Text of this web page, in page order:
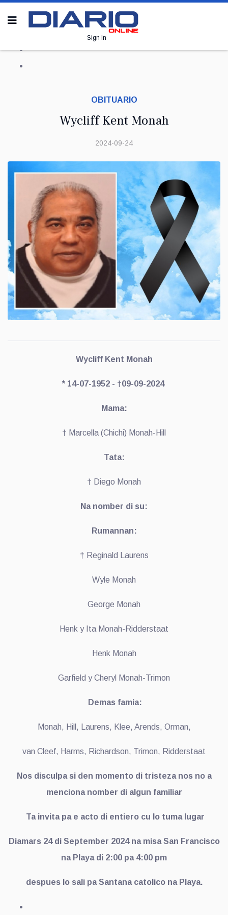
Sign In
OBITUARIO
Wycliff Kent Monah
2024-09-24
Wycliff Kent Monah
* 14-07-1952 - †09-09-2024
Mama:
† Marcella (Chichi) Monah-Hill
Tata:
† Diego Monah
Na nomber di su:
Rumannan:
† Reginald Laurens
Wyle Monah
George Monah
Henk y Ita Monah-Ridderstaat
Henk Monah
Garfield y Cheryl Monah-Trimon
Demas famia:
Monah, Hill, Laurens, Klee, Arends, Orman,
van Cleef, Harms, Richardson, Trimon, Ridderstaat
Nos disculpa si den momento di tristeza nos no a
menciona nomber di algun familiar
Ta invita pa e acto di entiero cu lo tuma lugar
Diamars 24 di September 2024 na misa San Francisco
na Playa di 2:00 pa 4:00 pm
despues lo sali pa Santana catolico na Playa.